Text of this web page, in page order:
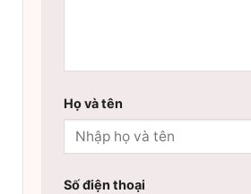
Họ và tên
Số điện thoại